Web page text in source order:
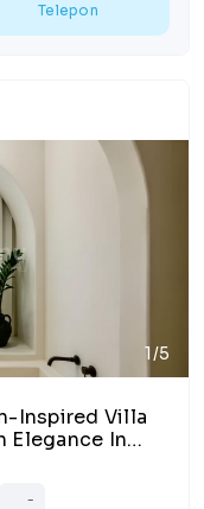
Telepon
1/5
Inspired Villa
Elegance In
-